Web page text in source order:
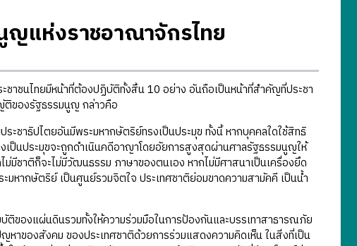
ญแห่งราชอาณาจักรไทย
าชนไทยมีหน้าที่ต้องปฏิบัติทั้งสิ้น 10 อย่าง อันถือเป็นหน้าที่สำคัญที่ประชา
ติของรัฐธรรมนูญ กล่าวคือ
ชาธิปไตยอันมีพระมหากษัตริย์ทรงเป็นประมุข ทั้งนี้ หากบุคคลใดใช้สิทธิ
ป็นประมุขจะถูกดำเนินคดีอาญาโดยอัยการสูงสุดผ่านศาลรัฐธรรมนูญให้
มีชาติก็จะไม่มีวัฒนธรรม ภาษาของตนเอง หากไม่มีศาสนาเป็นเครื่องยึด
มหากษัตริย์ เป็นศูนย์รวมจิตใจ ประเทศชาติย่อมขาดความสามัคคี เป็นน้ำ
ของแผ่นดินรวมทั้งให้ความร่วมมือในการป้องกันและบรรเทาสาธารณภัย
าของสังคม ของประเทศชาติด้วยการร่วมแสดงความคิดเห็น ในสิ่งที่เป็น